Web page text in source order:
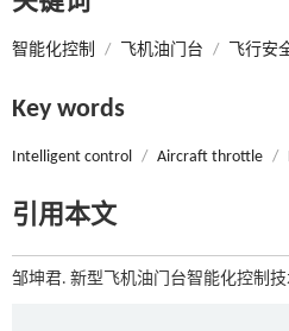
智能化控制 / 飞机油门台 / 飞行安
Key words
Intelligent control / Aircraft throttle /
引用本文
邹坤君. 新型飞机油门台智能化控制技